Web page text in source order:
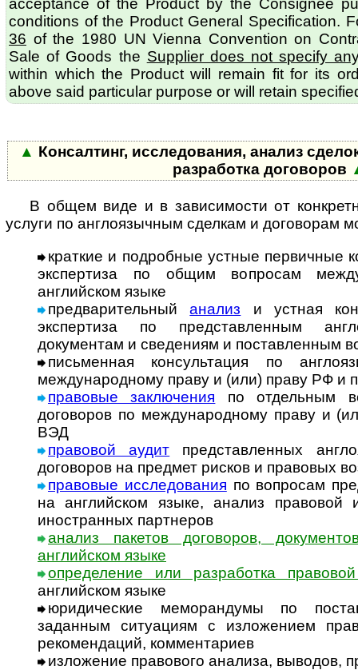
conditions of the Product General Specification.
36 of the 1980 UN Vienna Convention on
Sale of Goods the Supplier does not specify
within which the Product will remain fit for its
above said particular purpose or will retain
▲ Консалтинг, исследования, анализ
разработка договоров
В общем виде и в зависимости от
услуги по англоязычным сделкам и договорам
краткие и подробные устные первичные
экспертиза по общим вопросам
английском языке
предварительныйанализ и устная
экспертиза по представленным
документам и сведениям и поставленным
письменная консультация по
международному праву и (или) праву РФ и
правовые заключения по отдельным
договоров по международному праву и
ВЭД
правовой аудит представленных
договоров на предмет рисков и правовых
правовые исследования по вопросам
на английском языке, анализ
иностранных партнеров
анализ пакетов договоров,
английском языке
определение или разработка
английском языке
юридические меморандумы по
заданным ситуациям с изложением
рекомендаций, комментариев
изложение правового анализа, выводов,